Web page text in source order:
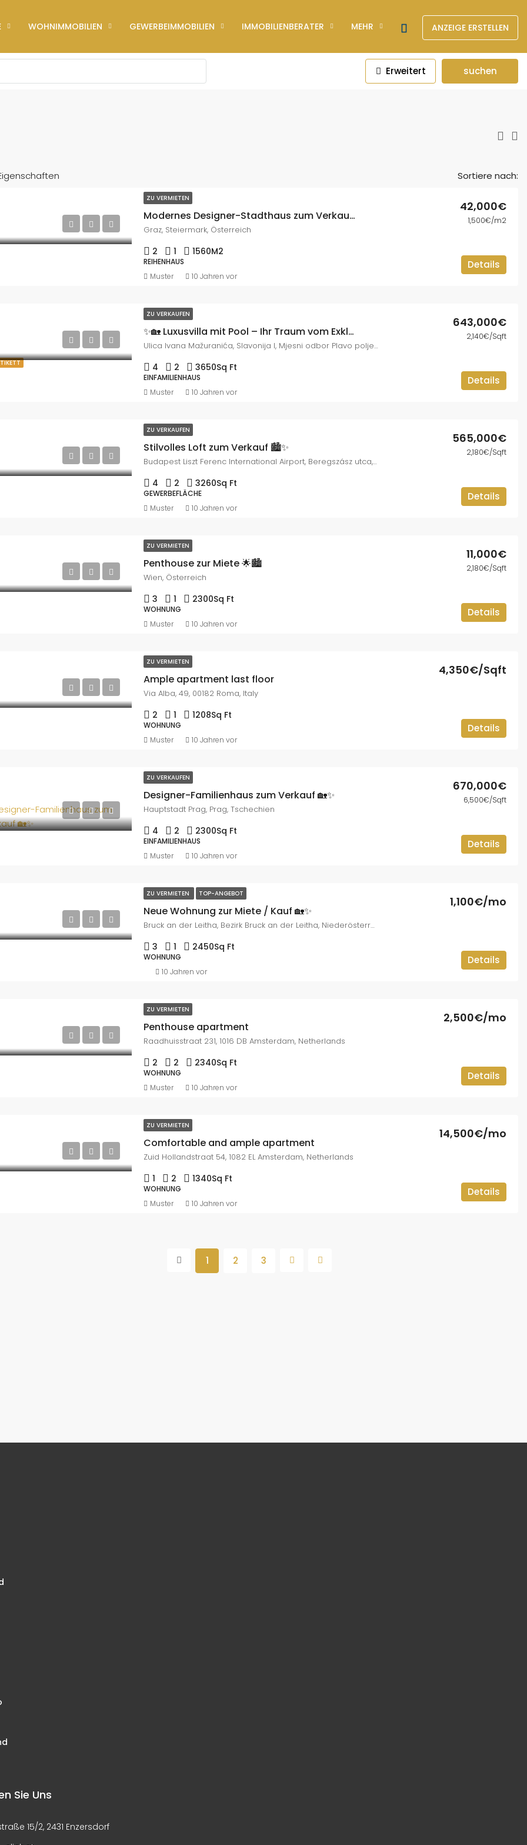
WOHNIMMOBILIEN GEWERBEIMMOBILIEN IMMOBILIENBERATER MEHR ANZEIGE ERSTELLEN
Erweitert suchen
Sortiere nach:
ZU VERMIETEN
Modernes Designer-Stadthaus zum Verkauf 🏡✨
42,000€
1,500€/m2
Graz, Steiermark, Österreich
2 1 1560M2
REIHENHAUS Details
Muster 10 Jahren vor
ZU VERKAUFEN
✨🏡 Luxusvilla mit Pool – Ihr Traum vom Exklusiven Wohnen! 🌟🌊
643,000€
2,140€/Sqft
Ulica Ivana Mažuranića, Slavonija I, Mjesni odbor Plavo polje, Slavonski Brod, Grad Slavonski Brod, Gespanschaft Brod-Posavina, 35101, Kroatien
4 2 3650Sq Ft
EINFAMILIENHAUS Details
Muster 10 Jahren vor
ZU VERKAUFEN
Stilvolles Loft zum Verkauf 🏙️✨
565,000€
2,180€/Sqft
Budapest Liszt Ferenc International Airport, Beregszász utca, Szemere-Siedlung, XVIII. Bezirk, Budapest, Mittelungarn, 1185, Ungarn
4 2 3260Sq Ft
GEWERBEFLÄCHE Details
Muster 10 Jahren vor
ZU VERMIETEN
Penthouse zur Miete 🌟🏙️
11,000€
2,180€/Sqft
Wien, Österreich
3 1 2300Sq Ft
WOHNUNG Details
Muster 10 Jahren vor
ZU VERMIETEN
Ample apartment last floor
4,350€/Sqft
Via Alba, 49, 00182 Roma, Italy
2 1 1208Sq Ft
WOHNUNG Details
Muster 10 Jahren vor
ZU VERKAUFEN
Designer-Familienhaus zum Verkauf 🏡✨
670,000€
6,500€/Sqft
Hauptstadt Prag, Prag, Tschechien
4 2 2300Sq Ft
EINFAMILIENHAUS Details
Muster 10 Jahren vor
ZU VERMIETEN TOP-ANGEBOT
Neue Wohnung zur Miete / Kauf 🏡✨
1,100€/mo
Bruck an der Leitha, Bezirk Bruck an der Leitha, Niederösterreich, 2460, Österreich
3 1 2450Sq Ft
WOHNUNG Details
10 Jahren vor
ZU VERMIETEN
Penthouse apartment
2,500€/mo
Raadhuisstraat 231, 1016 DB Amsterdam, Netherlands
2 2 2340Sq Ft
WOHNUNG Details
Muster 10 Jahren vor
ZU VERMIETEN
Comfortable and ample apartment
14,500€/mo
Zuid Hollandstraat 54, 1082 EL Amsterdam, Netherlands
1 2 1340Sq Ft
WOHNUNG Details
Muster 10 Jahren vor
1 2 3
Sie Uns
15/2, 2431 Enzersdorf